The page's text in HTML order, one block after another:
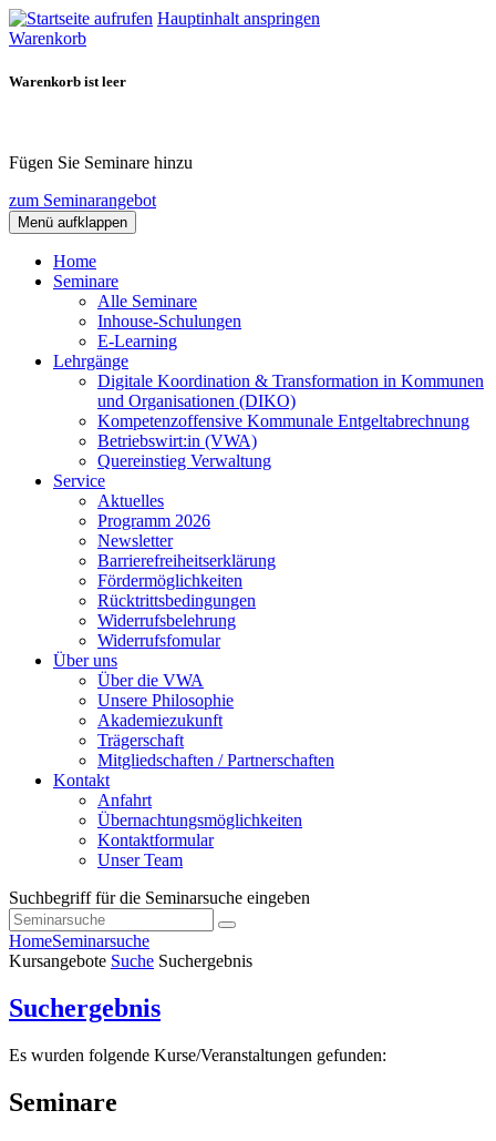
Hauptinhalt anspringen
Warenkorb
Warenkorb ist leer
Fügen Sie Seminare hinzu
zum Seminarangebot
Menü aufklappen
Home
Seminare
Alle Seminare
Inhouse-Schulungen
E-Learning
Lehrgänge
Digitale Koordination & Transformation in Kommunen
und Organisationen (DIKO)
Kompetenzoffensive Kommunale Entgeltabrechnung
Betriebswirt:in (VWA)
Quereinstieg Verwaltung
Service
Aktuelles
Programm 2026
Newsletter
Barrierefreiheitserklärung
Fördermöglichkeiten
Rücktrittsbedingungen
Widerrufsbelehrung
Widerrufsfomular
Über uns
Über die VWA
Unsere Philosophie
Akademiezukunft
Trägerschaft
Mitgliedschaften / Partnerschaften
Kontakt
Anfahrt
Übernachtungsmöglichkeiten
Kontaktformular
Unser Team
Suchbegriff für die Seminarsuche eingeben
HomeSeminarsuche
Kursangebote Suche Suchergebnis
Suchergebnis
Es wurden folgende Kurse/Veranstaltungen gefunden:
Seminare